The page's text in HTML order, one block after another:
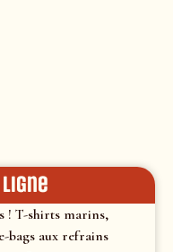
ligne
! T-shirts marins,
bags aux refrains